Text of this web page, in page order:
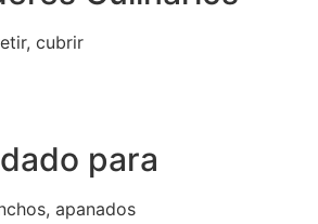
cubrir
para
apanados